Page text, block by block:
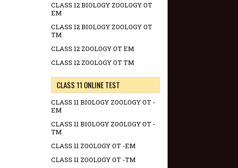
CLASS 12 BIOLOGY ZOOLOGY OT
EM
CLASS 12 BIOLOGY ZOOLOGY OT
TM
CLASS 12 ZOOLOGY OT EM
CLASS 12 ZOOLOGY OT TM
CLASS 11 ONLINE TEST
CLASS 11 BIOLOGY ZOOLOGY OT -
EM
CLASS 11 BIOLOGY ZOOLOGY OT -
TM
CLASS 11 ZOOLOGY OT -EM
CLASS 11 ZOOLOGY OT -TM